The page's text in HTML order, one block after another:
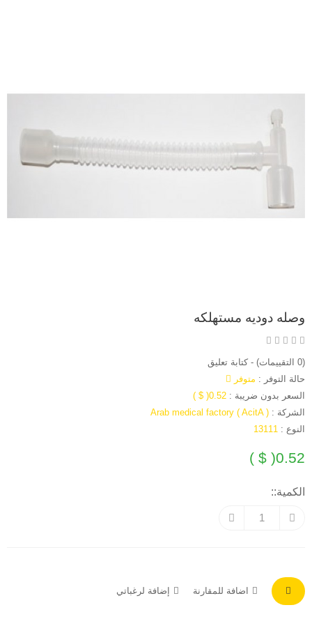
وصله دوديه مستهلكه
(0 التقييمات) -كتابة تعليق
حالة التوفر : متوفر
السعر بدون ضريبة : 0.52( $ )
الشركة : Arab medical factory ( AcitA )
النوع : 13111
0.52( $ )
الكمية::
اضافة للمقارنة إضافة لرغباتي